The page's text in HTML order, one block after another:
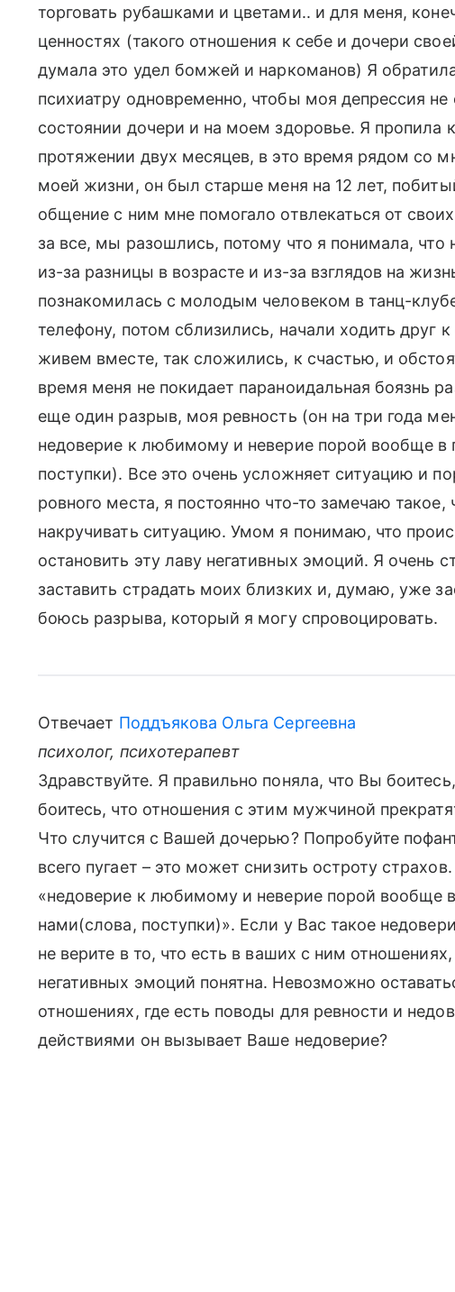
торговать рубашками и цветами.. и для меня,
ценностях (такого отношения к себе и дочери
думала это удел бомжей и наркоманов) Я
психиатру одновременно, чтобы моя депрессия
состоянии дочери и на моем здоровье. Я пропила
протяжении двух месяцев, в это время рядом со
моей жизни, он был старше меня на 12 лет,
общение с ним мне помогало отвлекаться от
за все, мы разошлись, потому что я понимала,
из-за разницы в возрасте и из-за взглядов на
познакомилась с молодым человеком в танц-
телефону, потом сблизились, начали ходить друг
живем вместе, так сложились, к счастью, и
время меня не покидает параноидальная боязнь
еще один разрыв, моя ревность (он на три года
недоверие к любимому и неверие порой вообще
поступки). Все это очень усложняет ситуацию и
ровного места, я постоянно что-то замечаю
накручивать ситуацию. Умом я понимаю, что
остановить эту лаву негативных эмоций. Я очень
заставить страдать моих близких и, думаю, уже
боюсь разрыва, который я могу спровоцировать.
Отвечает Поддъякова Ольга Сергеевна
психолог, психотерапевт
Здравствуйте. Я правильно поняла, что Вы
боитесь, что отношения с этим мужчиной
Что случится с Вашей дочерью? Попробуйте
всего пугает – это может снизить остроту
«недоверие к любимому и неверие порой вообще
нами(слова, поступки)». Если у Вас такое
не верите в то, что есть в ваших с ним
негативных эмоций понятна. Невозможно
отношениях, где есть поводы для ревности и
действиями он вызывает Ваше недоверие?